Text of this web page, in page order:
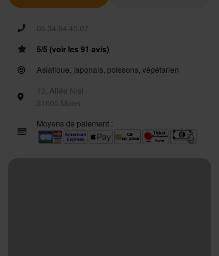
05.34.64.40.07
5/5 (voir les 91 avis)
Asiatique, japonais, poissons, végétarien
13, Allée Niel
31600 Muret
Moyens de paiement :